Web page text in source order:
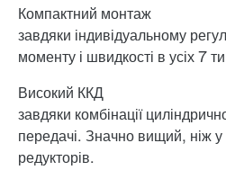
Компактний монтаж
завдяки індивідуальному
моменту і швидкості в усіх 7
Високий ККД
завдяки комбінації
передачі. Значно вищий, ніж
редукторів.